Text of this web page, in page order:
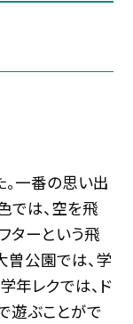
一番の思い出
では、空を飛
ターという飛
曽公園では、学
年レクでは、ド
遊ぶことがで